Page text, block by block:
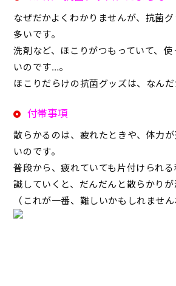
なぜだかよくわかりませんが、抗菌
多いです。
洗剤など、ほこりがつもっていて、使
いのです…。
ほこりだらけの抗菌グッズは、なんだ
付帯事項
散らかるのは、疲れたときや、体力
いのです。
普段から、疲れていても片付けられ
識していくと、だんだんと散らかりが
（これが一番、難しいかもしれません